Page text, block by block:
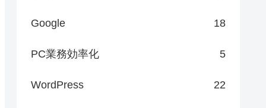
Google 18
PC業務効率化 5
WordPress 22